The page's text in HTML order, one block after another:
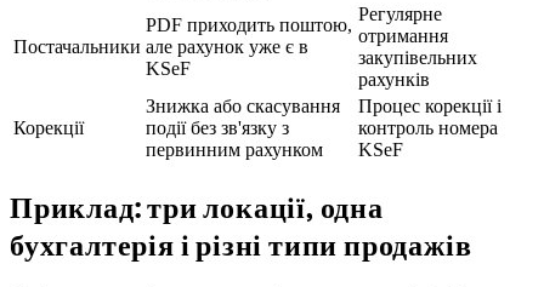
Постачальники
PDF приходить поштою,
але рахунок уже є в
KSeF
Регулярне
отримання
закупівельних
рахунків
Корекції
Знижка або скасування
події без зв'язку з
первинним рахунком
Процес корекції і
контроль номера
KSeF
Приклад: три локації, одна
бухгалтерія і різні типи продажів